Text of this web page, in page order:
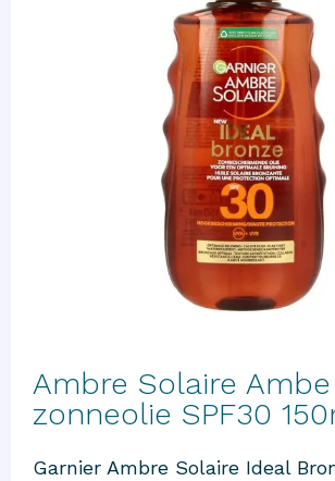
Ambre Solaire
zonneolie SPF30
Garnier Ambre Solaire Ideal